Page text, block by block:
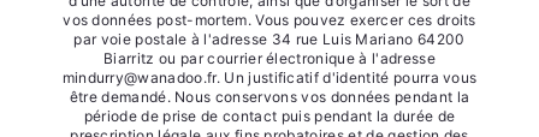
vos données post-mortem. Vous pouvez exercer ces droits
par voie postale à l'adresse 34 rue Luis Mariano 64200
Biarritz ou par courrier électronique à l'adresse
mindurry@wanadoo.fr. Un justificatif d'identité pourra vous
être demandé. Nous conservons vos données pendant la
période de prise de contact puis pendant la durée de